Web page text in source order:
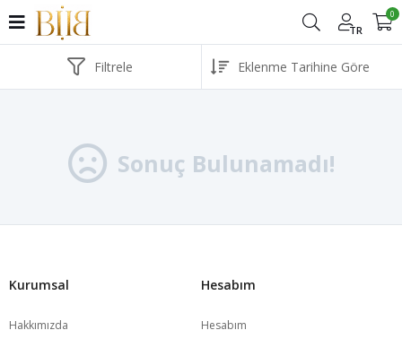
TR
0
Filtrele
Sonuç Bulunamadı!
Kurumsal
Hakkımızda
Hesabım
Hesabım